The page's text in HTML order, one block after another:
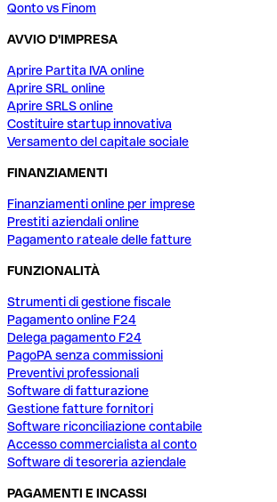
Qonto vs Finom
AVVIO D'IMPRESA
Aprire Partita IVA online
Aprire SRL online
Aprire SRLS online
Costituire startup innovativa
Versamento del capitale sociale
FINANZIAMENTI
Finanziamenti online per imprese
Prestiti aziendali online
Pagamento rateale delle fatture
FUNZIONALITÀ
Strumenti di gestione fiscale
Pagamento online F24
Delega pagamento F24
PagoPA senza commissioni
Preventivi professionali
Software di fatturazione
Gestione fatture fornitori
Software riconciliazione contabile
Accesso commercialista al conto
Software di tesoreria aziendale
PAGAMENTI E INCASSI